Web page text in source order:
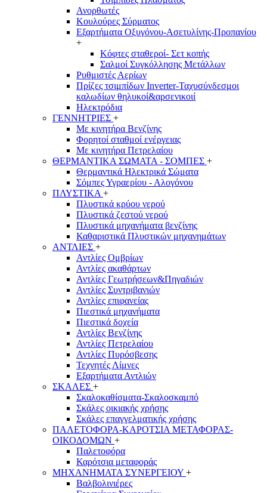
Ανορθωτές
Κουλούρες Σύρματος
Εξαρτήματα Οξυγόνου-Ασετυλίνης-Προπανίου
+
Κόφτες σταθεροί- Σετ κοπής
Σαλμοί Συγκόλλησης Μετάλλων
Ρυθμιστές Αερίων
Πρίζες τσιμπίδων Inverter-Ταχυσύνδεσμοι
καλωδίων θηλυκοί&αρσενικοιί
Ηλεκτρόδια
ΓΕΝΝΗΤΡΙΕΣ +
Με κινητήρα Βενζίνης
Φορητοί σταθμοί ενέργειας
Με κινητήρα Πετρελαίου
ΘΕΡΜΑΝΤΙΚΑ ΣΩΜΑΤΑ - ΣΟΜΠΕΣ +
Θερμαντικά Ηλεκτρικά Σώματα
Σόμπες Υγραερίου - Αλογόνου
ΠΛΥΣΤΙΚΑ +
Πλυστικά κρύου νερού
Πλυστικά ζεστού νερού
Πλυστικά μηχανήματα βενζίνης
Καθαριστικά Πλυστικών μηχανημάτων
ΑΝΤΛΙΕΣ +
Αντλίες Ομβρίων
Αντλίες ακαθάρτων
Αντλίες Γεωτρήσεων&Πηγαδιών
Αντλίες Συντριβανιών
Αντλίες επιφανείας
Πιεστικά μηχανήματα
Πιεστικά δοχεία
Αντλίες Βενζίνης
Αντλίες Πετρελαίου
Αντλίες Πυρόσβεσης
Τεχνητές Λίμνες
Εξαρτήματα Αντλιών
ΣΚΑΛΕΣ +
Σκαλοκαθίσματα-Σκαλοσκαμπό
Σκάλες οικιακής χρήσης
Σκάλες επαγγελματικής χρήσης
ΠΑΛΕΤΟΦΟΡΑ-ΚΑΡΟΤΣΙΑ ΜΕΤΑΦΟΡΑΣ-
ΟΙΚΟΔΟΜΩΝ +
Παλετοφόρα
Καρότσια μεταφοράς
ΜΗΧΑΝΗΜΑΤΑ ΣΥΝΕΡΓΕΙΟΥ +
Βαλβολινιέρες